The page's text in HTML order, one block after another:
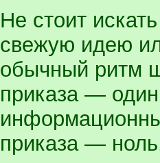
Не стоит
свежую идею
обычный ритм
приказа — один
приказа —